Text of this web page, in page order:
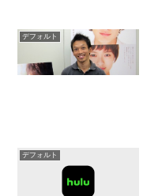
デフォルト
デフォルト